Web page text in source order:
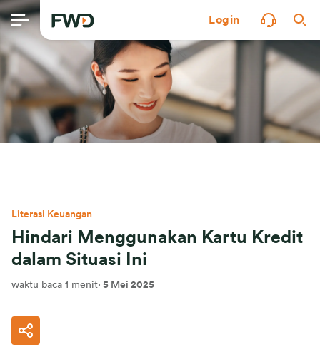
Login
Literasi Keuangan
Hindari Menggunakan Kartu Kredit
dalam Situasi Ini
waktu baca 1 menit· 5 Mei 2025